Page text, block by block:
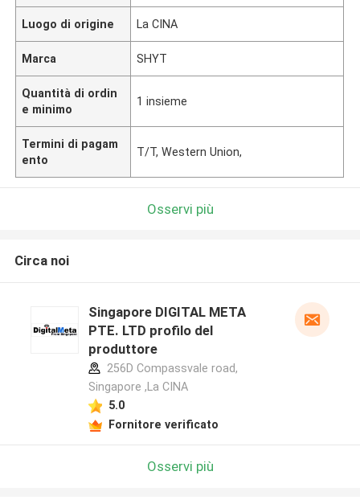
Luogo di origine La CINA
Marca SHYT
Quantità di ordin
e minimo
1 insieme
Termini di pagam
ento
T/T, Western Union,
Osservi più
Circa noi
Singapore DIGITAL META
PTE. LTD profilo del
produttore
256D Compassvale road,
Singapore ,La CINA
5.0
Fornitore verificato
Osservi più